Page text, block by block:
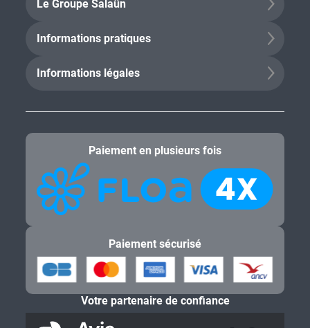
Le Groupe Salaün
Informations pratiques
Informations légales
Paiement en plusieurs fois
Paiement sécurisé
Votre partenaire de confiance